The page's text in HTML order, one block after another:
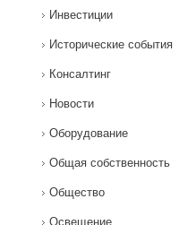
Инвестиции
Исторические события
Консалтинг
Новости
Оборудование
Общая собственность
Общество
Освещение